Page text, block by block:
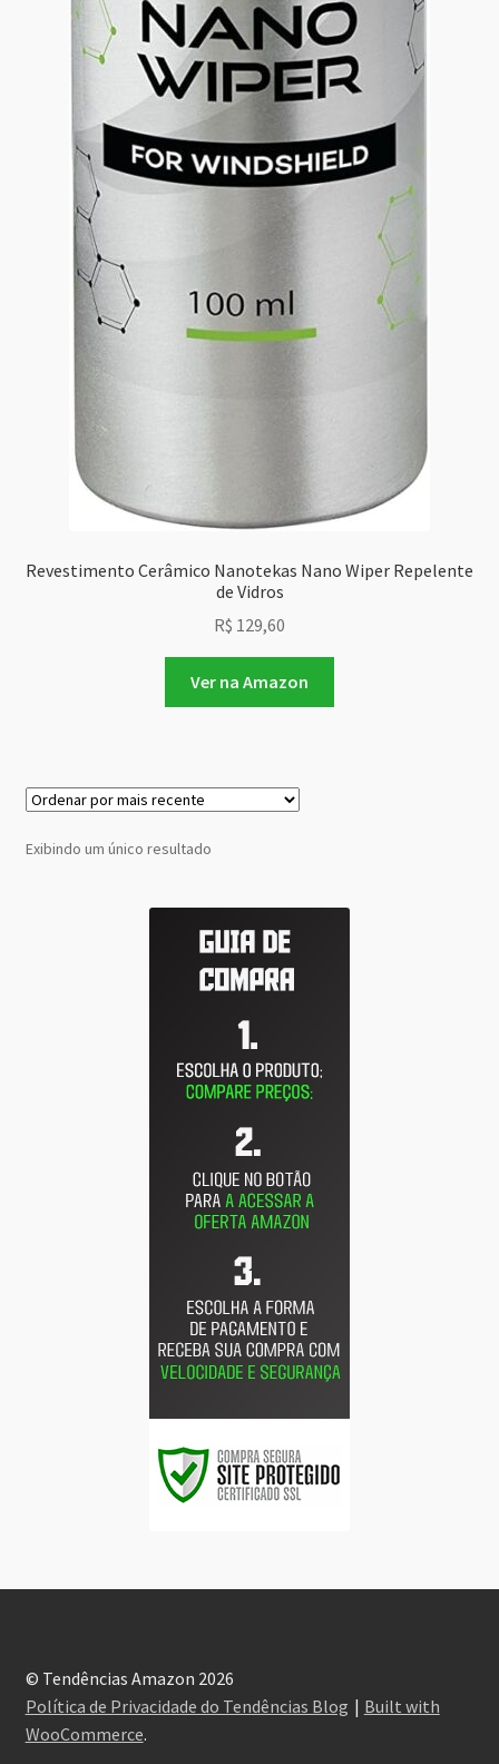
Revestimento Cerâmico Nanotekas Nano Wiper Repelente
de Vidros
R$ 129,60
Ver na Amazon
Exibindo um único resultado
© Tendências Amazon 2026
Política de Privacidade do Tendências Blog
Built with
WooCommerce.